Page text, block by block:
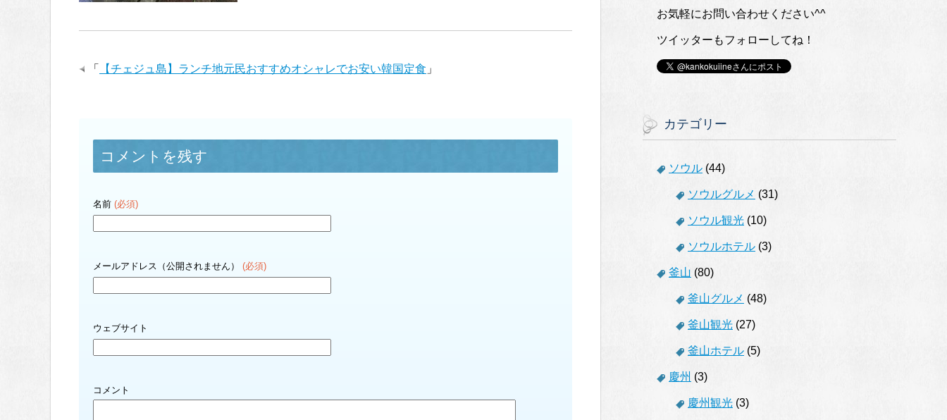
「 【チェジュ島】ランチ地元民おすすめオシャレでお安い韓国定食 」
コメントを残す
名前 (必須)
メールアドレス（公開されません） (必須)
ウェブサイト
コメント
お気軽にお問い合わせください^^
ツイッターもフォローしてね！
カテゴリー
ソウル (44)
ソウルグルメ (31)
ソウル観光 (10)
ソウルホテル (3)
釜山 (80)
釜山グルメ (48)
釜山観光 (27)
釜山ホテル (5)
慶州 (3)
慶州観光 (3)